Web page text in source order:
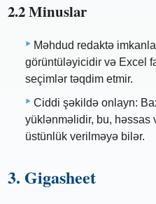
2.2 Minuslar
Məhdud redaktə
görüntüləyicidir və Excel
seçimlər təqdim etmir.
Ciddi şəkildə onlayn:
yüklənməlidir, bu, həssas
üstünlük verilməyə bilər.
3. Gigasheet